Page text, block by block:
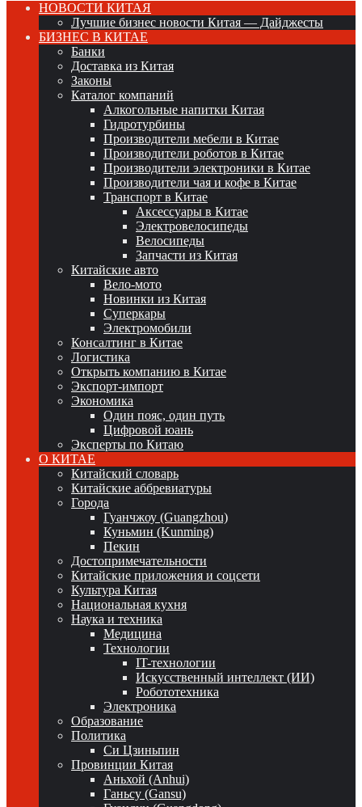
НОВОСТИ КИТАЯ
Лучшие бизнес новости Китая — Дайджесты
БИЗНЕС В КИТАЕ
Банки
Доставка из Китая
Законы
Каталог компаний
Алкогольные напитки Китая
Гидротурбины
Производители мебели в Китае
Производители роботов в Китае
Производители электроники в Китае
Производители чая и кофе в Китае
Транспорт в Китае
Аксессуары в Китае
Электровелосипеды
Велосипеды
Запчасти из Китая
Китайские авто
Вело-мото
Новинки из Китая
Суперкары
Электромобили
Консалтинг в Китае
Логистика
Открыть компанию в Китае
Экспорт-импорт
Экономика
Один пояс, один путь
Цифровой юань
Эксперты по Китаю
О КИТАЕ
Китайский словарь
Китайские аббревиатуры
Города
Гуанчжоу (Guangzhou)
Куньмин (Kunming)
Пекин
Достопримечательности
Китайские приложения и соцсети
Культура Китая
Национальная кухня
Наука и техника
Медицина
Технологии
IT-технологии
Искусственный интеллект (ИИ)
Робототехника
Электроника
Образование
Политика
Си Цзиньпин
Провинции Китая
Аньхой (Anhui)
Ганьсу (Gansu)